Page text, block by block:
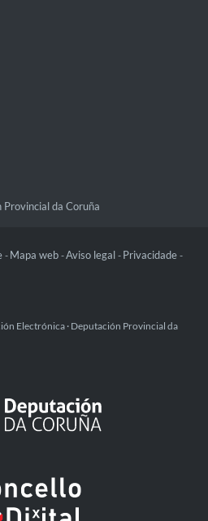
da Coruña
- Mapa web -Aviso legal - Privacidade -
Electrónica · Deputación Provincial da